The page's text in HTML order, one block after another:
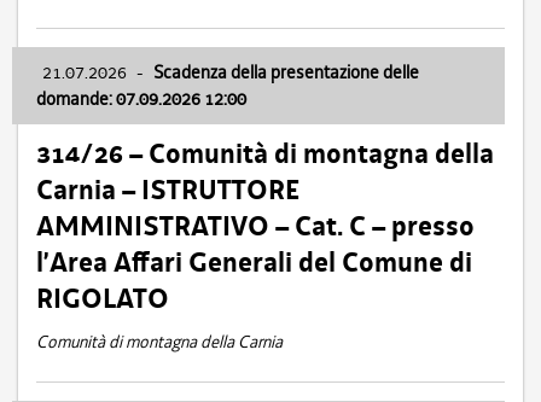
21.07.2026 - Scadenza della presentazione delle
domande: 07.09.2026 12:00
314/26 – Comunità di montagna della
Carnia – ISTRUTTORE
AMMINISTRATIVO – Cat. C – presso
l’Area Affari Generali del Comune di
RIGOLATO
Comunità di montagna della Carnia